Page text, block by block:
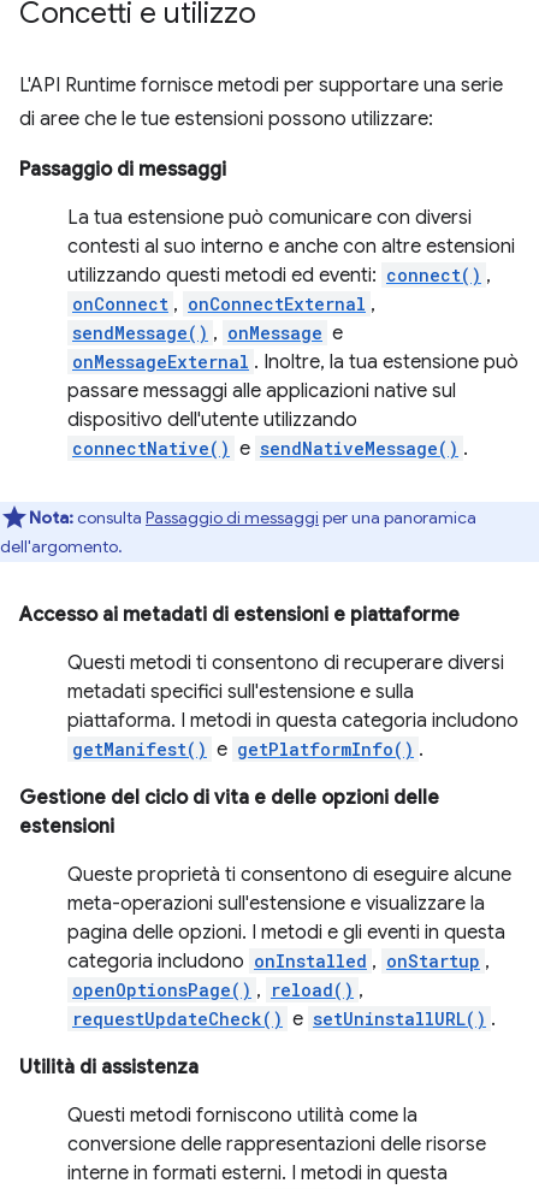
Concetti e utilizzo
L'API Runtime fornisce metodi per supportare una serie
di aree che le tue estensioni possono utilizzare:
Passaggio di messaggi
La tua estensione può comunicare con diversi
contesti al suo interno e anche con altre estensioni
utilizzando questi metodi ed eventi: connect() ,
onConnect , onConnectExternal ,
sendMessage() , onMessage e
onMessageExternal . Inoltre, la tua estensione può
passare messaggi alle applicazioni native sul
dispositivo dell'utente utilizzando
connectNative() e sendNativeMessage() .
Nota:consulta Passaggio di messaggi per una panoramica
dell'argomento.
Accesso ai metadati di estensioni e piattaforme
Questi metodi ti consentono di recuperare diversi
metadati specifici sull'estensione e sulla
piattaforma. I metodi in questa categoria includono
getManifest() e getPlatformInfo() .
Gestione del ciclo di vita e delle opzioni delle
estensioni
Queste proprietà ti consentono di eseguire alcune
meta-operazioni sull'estensione e visualizzare la
pagina delle opzioni. I metodi e gli eventi in questa
categoria includono onInstalled , onStartup ,
openOptionsPage() , reload() ,
requestUpdateCheck() e setUninstallURL() .
Utilità di assistenza
Questi metodi forniscono utilità come la
conversione delle rappresentazioni delle risorse
interne in formati esterni. I metodi in questa